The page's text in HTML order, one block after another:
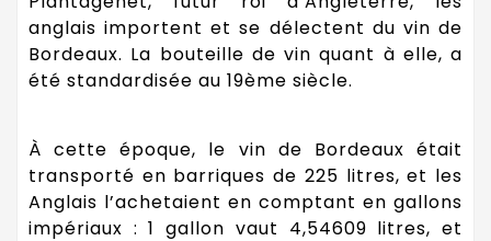
anglais importent et se délectent du vin de
Bordeaux. La bouteille de vin quant à elle, a
été standardisée au 19ème siècle.
À cette époque, le vin de Bordeaux était
transporté en barriques de 225 litres, et les
Anglais l’achetaient en comptant en gallons
impériaux : 1 gallon vaut 4,54609 litres, et